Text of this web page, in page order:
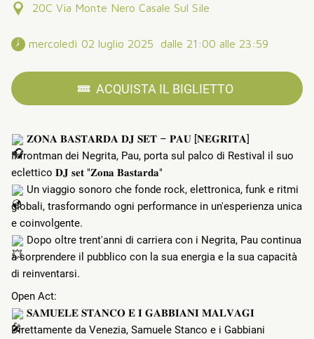
20C Via Monte Nero Casale Sul Sile
mercoledì 02 luglio 2025  dalle 21:00 alle 23:59
ACQUISTA IL BIGLIETTO
𝐙𝐎𝐍𝐀 𝐁𝐀𝐒𝐓𝐀𝐑𝐃𝐀 𝐃𝐉 𝐒𝐄𝐓 – 𝐏𝐀𝐔 [𝐍𝐄𝐆𝐑𝐈𝐓𝐀]
Il frontman dei Negrita, Pau, porta sul palco di Restival il suo
eclettico 𝐃𝐉 𝐬𝐞𝐭 "𝐙𝐨𝐧𝐚 𝐁𝐚𝐬𝐭𝐚𝐫𝐝𝐚"
Un viaggio sonoro che fonde rock, elettronica, funk e ritmi
globali, trasformando ogni performance in un'esperienza unica
e coinvolgente.
Dopo oltre trent'anni di carriera con i Negrita, Pau continua
a sorprendere il pubblico con la sua energia e la sua capacità
di reinventarsi.
Open Act:
𝐒𝐀𝐌𝐔𝐄𝐋𝐄 𝐒𝐓𝐀𝐍𝐂𝐎 𝐄 𝐈 𝐆𝐀𝐁𝐁𝐈𝐀𝐍𝐈 𝐌𝐀𝐋𝐕𝐀𝐆𝐈
Direttamente da Venezia, Samuele Stanco e i Gabbiani